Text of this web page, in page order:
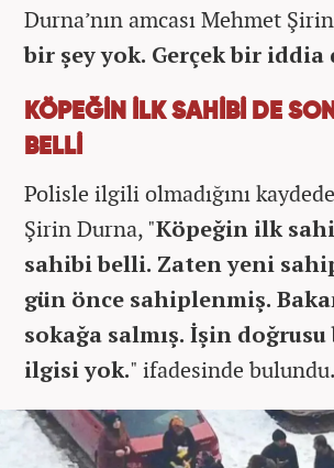
Durna’nın amcası Mehmet
bir şey yok. Gerçek bir iddia
KÖPEĞİN İLK SAHİBİ DE
BELLİ
Polisle ilgili olmadığını
Şirin Durna, "Köpeğin ilk
sahibi belli. Zaten yeni
gün önce sahiplenmiş.
sokağa salmış. İşin
ilgisi yok." ifadesinde bulundu.